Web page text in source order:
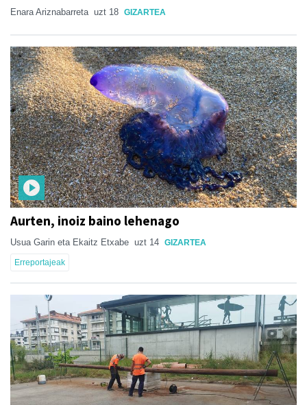
Enara Ariznabarreta uzt 18 GIZARTEA
Aurten, inoiz baino lehenago
Usua Garin eta Ekaitz Etxabe uzt 14 GIZARTEA
Erreportajeak